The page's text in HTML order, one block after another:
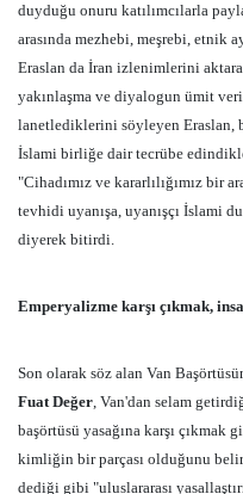
duyduğu onuru katılımcılarla
arasında mezhebi, meşrebi, etnik
Eraslan da İran izlenimlerini
yakınlaşma ve diyalogun ümit
lanetlediklerini söyleyen Eraslan,
İslami birliğe dair tecrübe
"Cihadımız ve kararlılığımız bir
tevhidi uyanışa, uyanışçı İslami
diyerek bitirdi.
Emperyalizme karşı çıkmak,
Son olarak söz alan Van
Fuat Değer, Van'dan selam
başörtüsü yasağına karşı çıkmak
kimliğin bir parçası olduğunu
dediği gibi "uluslararası